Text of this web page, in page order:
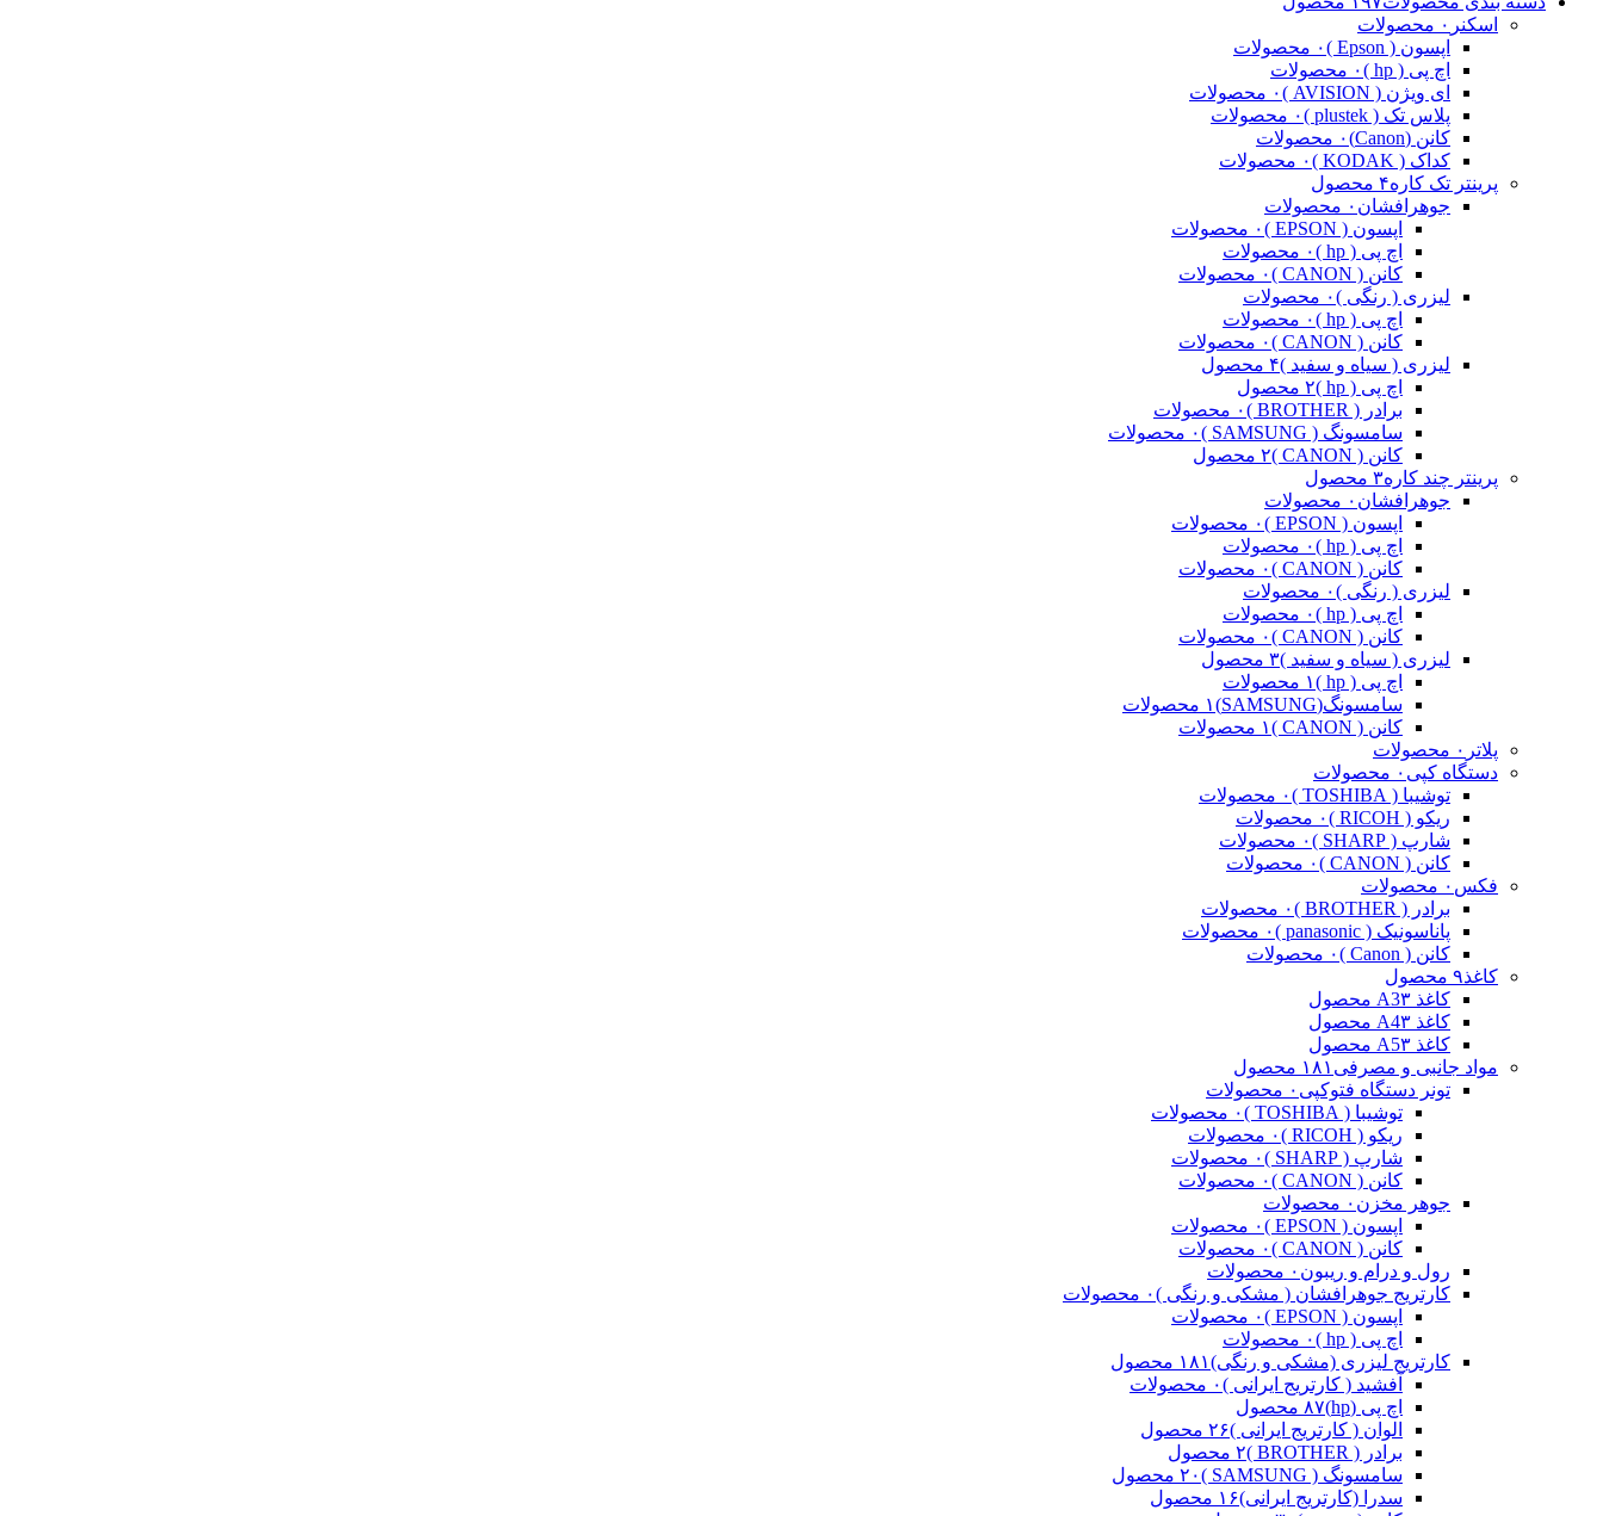
اسکنر ۰ محصولات
اپسون ( Epson )
۰ محصولات
اچ پی ( hp )
۰ محصولات
ای ویژن ( AVISION )
۰ محصولات
پلاس تک ( plustek )
۰ محصولات
کانن (Canon)
۰ محصولات
کداک ( KODAK )
۰ محصولات
پرینتر تک کاره۴ محصول
جوهرافشان ۰ محصولات
اپسون ( EPSON )
۰ محصولات
اچ پی ( hp )
۰ محصولات
کانن ( CANON )
۰ محصولات
لیزری ( رنگی )۰ محصولات
اچ پی ( hp )
۰ محصولات
کانن ( CANON )
۰ محصولات
لیزری ( سیاه و سفید )۴ محصول
اچ پی ( hp )
۲ محصول
برادر ( BROTHER )
۰ محصولات
سامسونگ ( SAMSUNG )
۰ محصولات
کانن ( CANON )
۲ محصول
پرینتر چند کاره۳ محصول
جوهرافشان ۰ محصولات
اپسون ( EPSON )
۰ محصولات
اچ پی ( hp )
۰ محصولات
کانن ( CANON )
۰ محصولات
لیزری ( رنگی )۰ محصولات
اچ پی ( hp )
۰ محصولات
کانن ( CANON )
۰ محصولات
لیزری ( سیاه و سفید )۳ محصول
اچ پی ( hp )
۱ محصولات
سامسونگ(SAMSUNG)
۱ محصولات
کانن ( CANON )
۱ محصولات
پلاتر ۰ محصولات
دستگاه کپی ۰ محصولات
توشیبا ( TOSHIBA )
۰ محصولات
ریکو ( RICOH )
۰ محصولات
شارپ ( SHARP )
۰ محصولات
کانن ( CANON )
۰ محصولات
فکس ۰ محصولات
برادر ( BROTHER )
۰ محصولات
پاناسونیک ( panasonic )
۰ محصولات
کانن ( Canon )
۰ محصولات
کاغذ۹ محصول
کاغذ A3 ۳ محصول
کاغذ A4 ۳ محصول
کاغذ A5 ۳ محصول
مواد جانبی و مصرفی ۱۸۱ محصول
تونر دستگاه فتوکپی ۰ محصولات
توشیبا ( TOSHIBA )
۰ محصولات
ریکو ( RICOH )
۰ محصولات
شارپ ( SHARP )
۰ محصولات
کانن ( CANON )
۰ محصولات
جوهر مخزن ۰ محصولات
اپسون ( EPSON )
۰ محصولات
کانن ( CANON )
۰ محصولات
رول و درام و ریبون ۰ محصولات
کارتریج جوهرافشان ( مشکی و رنگی )۰ محصولات
اپسون ( EPSON )
۰ محصولات
اچ پی ( hp )
۰ محصولات
کارتریج لیزری (مشکی و رنگی)۱۸۱ محصول
آفشید ( کارتریج ایرانی )۰ محصولات
اچ پی (hp)
۸۷ محصول
الوان ( کارتریج ایرانی )۲۶ محصول
برادر ( BROTHER )
۲ محصول
سامسونگ ( SAMSUNG )
۲۰ محصول
سدرا (کارتریج ایرانی)۱۶ محصول